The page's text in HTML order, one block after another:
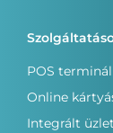
POS terminál
Online
Integrált